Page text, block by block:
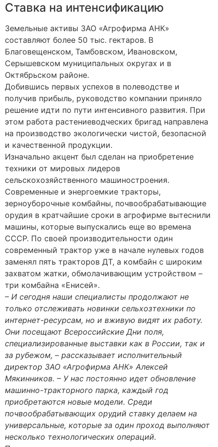
Ставка на интенсификацию
Земельные активы ЗАО «Агрофирма АНК»
составляют более 50 тыс. гектаров. В
Благовещенском, Тамбовском, Ивановском,
Серышевском муниципальных округах и в
Октябрьском районе.
Добившись первых успехов в полеводстве и
получив прибыль, руководство компании приняло
решение идти по пути интенсивного развития. При
этом работа растениеводческих бригад направлена
на производство экологически чистой, безопасной
и качественной продукции.
Изначально акцент был сделан на приобретение
техники от мировых лидеров
сельскохозяйственного машиностроения.
Современные и энергоемкие тракторы,
зерноуборочные комбайны, почвообрабатывающие
орудия в кратчайшие сроки в агрофирме вытеснили
машины, которые выпускались еще во времена
СССР. По своей производительности один
современный трактор уже в начале нулевых годов
заменял пять тракторов ДТ, а комбайн с широким
захватом жатки, обмолачивающим устройством –
три комбайна «Енисей».
– И сегодня наши специалисты продолжают не
только отслеживать новинки сельхозтехники по
интернет-ресурсам, но и вживую видят их работу.
Они посещают Всероссийские Дни поля,
специализированные выставки как в России, так и
за рубежом, – рассказывает исполнительный
директор ЗАО «Агрофирма АНК» Алексей
Мякинников. – У нас постоянно идет обновление
машинно-тракторного парка, каждый год
приобретаются новые модели. Среди
почвообрабатывающих орудий ставку делаем на
универсальные, которые за один проход выполняют
несколько технологических операций.